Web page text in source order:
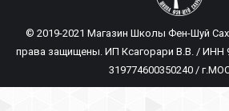
© 2019-2021 Магазин Школы Фен-Шуй
права защищены. ИП Ксагорари В.В. / ИНН
319774600350240 /